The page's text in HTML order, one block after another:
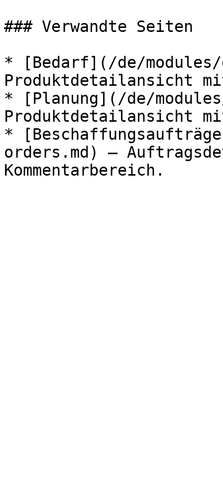
### Verwandte Seiten
* [Bedarf](/de/modules/
Produktdetailansicht
* [Planung](/de/
Produktdetailansicht
*
orders.md) —